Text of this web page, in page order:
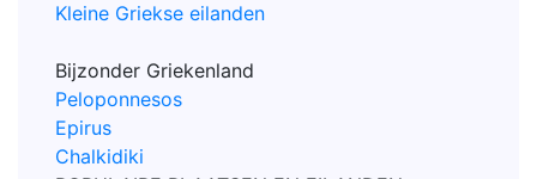
Kleine Griekse eilanden
Bijzonder Griekenland
Peloponnesos
Epirus
Chalkidiki